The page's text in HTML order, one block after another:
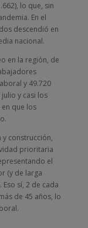
lo que, sin
En el
descendió en
nacional.
en la región, de
y 49.720
y casi los
que los
construcción,
prioritaria
el
(y de larga
sí, 2 de cada
de 45 años, lo